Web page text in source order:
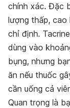
chính xác. Đặc
lượng thấp,
chỉ định.
dùng vào
bụng, nhưng
ăn nếu thuốc
cần uống cả
Quan trọng là